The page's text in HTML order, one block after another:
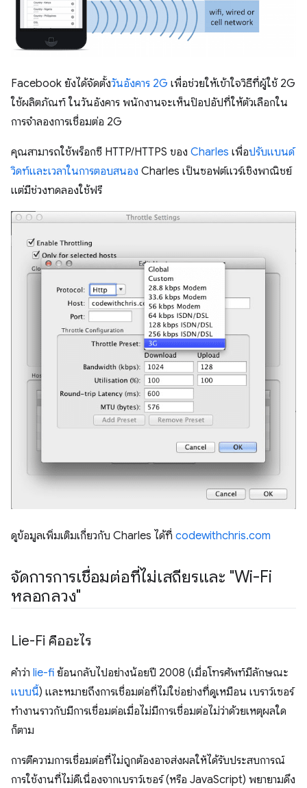
Facebook ยังได้จัดตั้งวันอังคาร 2G เพื่อช่วยให้เข้าใจวิธีที่ผู้ใช้ 2G
ใช้ผลิตภัณฑ์ ในวันอังคาร พนักงานจะเห็นป๊อปอัปที่ให้ตัวเลือกใน
การจําลองการเชื่อมต่อ 2G
คุณสามารถใช้พร็อกซี HTTP/HTTPS ของ Charles เพื่อปรับแบนด์
วิดท์และเวลาในการตอบสนอง Charles เป็นซอฟต์แวร์เชิงพาณิชย์
แต่มีช่วงทดลองใช้ฟรี
ดูข้อมูลเพิ่มเติมเกี่ยวกับ Charles ได้ที่ codewithchris.com
จัดการการเชื่อมต่อที่ไม่เสถียรและ "Wi-Fi
หลอกลวง"
Lie-Fi คืออะไร
คําว่า lie-fi ย้อนกลับไปอย่างน้อยปี 2008 (เมื่อโทรศัพท์มีลักษณะ
แบบนี้) และหมายถึงการเชื่อมต่อที่ไม่ใช่อย่างที่ดูเหมือน เบราว์เซอร์
ทํางานราวกับมีการเชื่อมต่อเมื่อไม่มีการเชื่อมต่อไม่ว่าด้วยเหตุผลใด
ก็ตาม
การตีความการเชื่อมต่อที่ไม่ถูกต้องอาจส่งผลให้ได้รับประสบการณ์
การใช้งานที่ไม่ดีเนื่องจากเบราว์เซอร์ (หรือ JavaScript) พยายามดึง